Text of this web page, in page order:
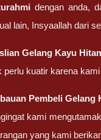
dengan anda,
lain, Insyaallah dari
Gelang Kayu
perlu kuatir karena
PembeliGelang
kami
yang kami